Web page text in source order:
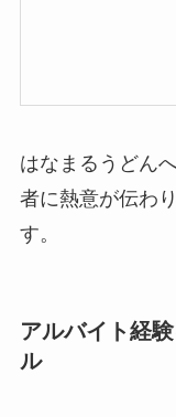
はなまるうどん
者に熱意が伝わ
す。
アルバイト経
ル